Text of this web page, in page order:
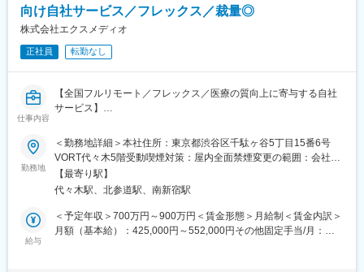
向け自社サービス／フレックス／裁量◎
株式会社エクスメディオ
正社員 転勤なし
仕事内容
【全国フルリモート／フレックス／医療の質向上に寄与する自社
サービス】
■担当業務
「ヒポクラ」という医師専用のWebサービスのプロダクトマネー
ジャーをお任せします。
「ヒポクラ」：約75,000人以上の医師が参加する日本最大級の医
師専用SNS。医師が専門外の事象に遭遇した際に他の医師より知
見を得られるオンライン医局”として拡大中。
勤務地
＜勤務地詳細＞本社住所：東京都渋谷区千駄ヶ谷5丁目15番6号
VORT代々木5階受動喫煙対策：屋内全面禁煙変更の範囲：会社の
定める事業所（リモートワーク含む）
【最寄り駅】
代々木駅、北参道駅、南新宿駅
給与
＜予定年収＞700万円～900万円＜賃金形態＞月給制＜賃金内訳＞
月額（基本給）：425,000円～552,000円その他固定手当/月：